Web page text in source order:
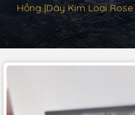
Hồng |Dây Kim Loại